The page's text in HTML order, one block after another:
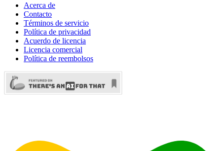
Acerca de
Contacto
Términos de servicio
Política de privacidad
Acuerdo de licencia
Licencia comercial
Política de reembolsos